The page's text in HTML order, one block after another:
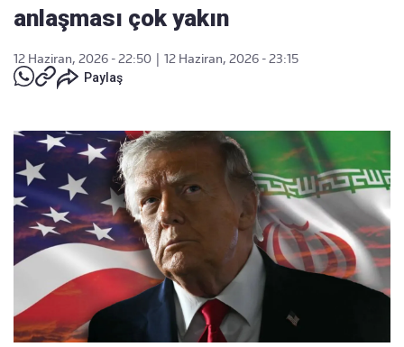
anlaşması çok yakın
12 Haziran, 2026 - 22:50
12 Haziran, 2026 - 23:15
Paylaş